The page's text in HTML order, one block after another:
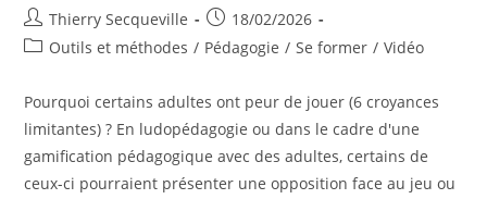
Auteur/autrice
de
Thierry Secqueville
Publication
publiée :
18/02/2026
PostOutils et méthodes / Pédagogie / Se former / Vidéo
Pourquoi certains adultes ont peur de jouer (6 croyances
limitantes) ? En ludopédagogie ou dans le cadre d'une
gamification pédagogique avec des adultes, certains de
ceux-ci pourraient présenter une opposition face au jeu ou